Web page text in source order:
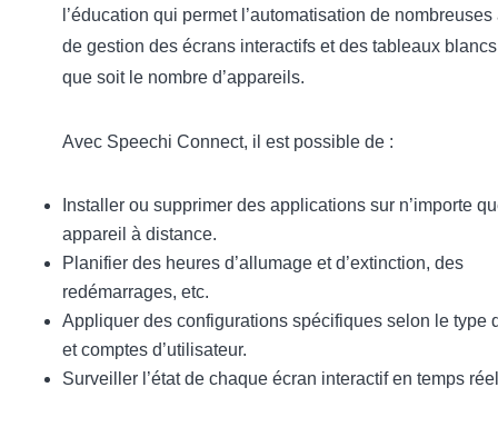
l’éducation qui permet l’automatisation de
de gestion des écrans interactifs et des tableaux
que soit le nombre d’appareils.
Avec Speechi Connect, il est possible de :
Installer ou supprimer des applications sur n’importe
appareil à distance.
Planifier des heures d’allumage et d’extinction, des
redémarrages, etc.
Appliquer des configurations spécifiques selon le type
et comptes d’utilisateur.
Surveiller l’état de chaque écran interactif en temps